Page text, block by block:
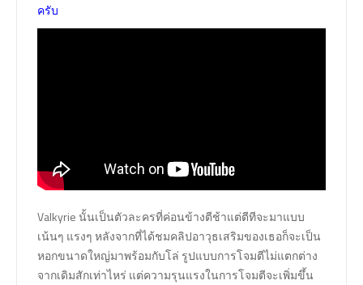
ครับ
Valkyrie นั้นเป็นตัวละครที่ค่อนข้างตีช้าแต่ตีทีจะมาแบบ
เน้นๆ แรงๆ หลังจากที่ได้ชมคลิปอาวุธเสริมของเธอก็จะเป็น
หอกขนาดใหญ่มาพร้อมกับโล่ รูปแบบการโจมตีไม่แตกต่าง
จากเดิมสักเท่าไหร่ แต่ความรุนแรงในการโจมตีจะเพิ่มขึ้น